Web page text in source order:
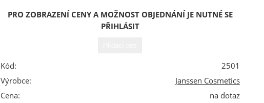
PRO ZOBRAZENÍ CENY A MOŽNOST OBJEDNÁNÍ JE NUTNÉ SE
PŘIHLÁSIT
Kód:
2501
Výrobce:
Janssen Cosmetics
Cena:
na dotaz